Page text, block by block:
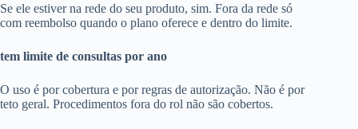
Se ele estiver na rede do seu produto, sim. Fora da rede só
com reembolso quando o plano oferece e dentro do limite.
tem limite de consultas por ano
O uso é por cobertura e por regras de autorização. Não é por
teto geral. Procedimentos fora do rol não são cobertos.